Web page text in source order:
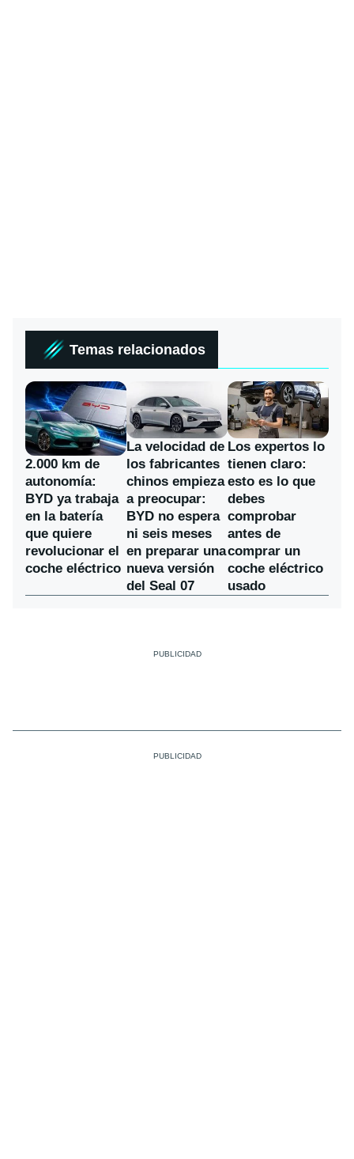
Temas relacionados
2.000 km de
autonomía:
BYD ya trabaja
en la batería
que quiere
revolucionar el
coche eléctrico
La velocidad de
los fabricantes
chinos empieza
a preocupar:
BYD no espera
ni seis meses
en preparar una
nueva versión
del Seal 07
Los expertos lo
tienen claro:
esto es lo que
debes
comprobar
antes de
comprar un
coche eléctrico
usado